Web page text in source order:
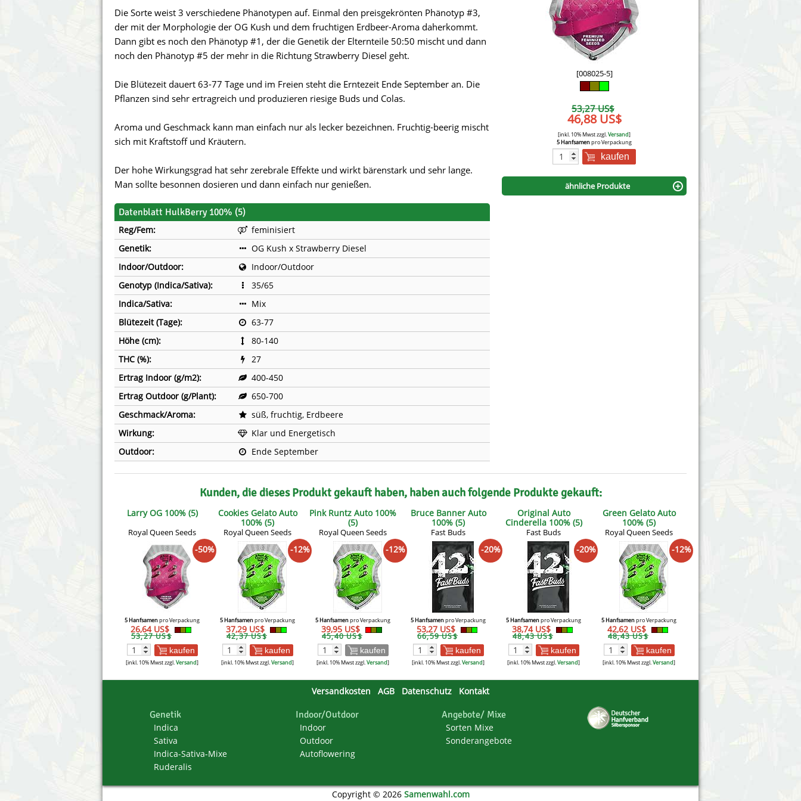
Annabelle´s Garden
Barney´s Farm
Blimburn Seeds
Bulk Seed Bank
Cannabella Genetics
Fast Buds
Female Seeds
G13 Labs
Genehtik Seeds
House of the Great Gardener
Mallorca Seeds
Mandala
Medical Seeds Co.
Ministry of Cannabis
Seed Stockers
Söllner - Vadda's Marijuanabam
Victory Seeds
Vision Seeds
White Label Seeds
World of Seeds
CBD Nutzhanfsamen
Die Sorte weist 3 verschiedene Phänotypen auf. Einmal den preisgekrönten Phänotyp #3,
der mit der Morphologie der OG Kush und dem fruchtigen Erdbeer-Aroma daherkommt.
Dann gibt es noch den Phänotyp #1, der die Genetik der Elternteile 50:50 mischt und dann
noch den Phänotyp #5 der mehr in die Richtung Strawberry Diesel geht.
Die Blütezeit dauert 63-77 Tage und im Freien steht die Erntezeit Ende September an. Die
Pflanzen sind sehr ertragreich und produzieren riesige Buds und Colas.
Aroma und Geschmack kann man einfach nur als lecker bezeichnen. Fruchtig-beerig mischt
sich mit Kraftstoff und Kräutern.
Der hohe Wirkungsgrad hat sehr zerebrale Effekte und wirkt bärenstark und sehr lange.
Man sollte besonnen dosieren und dann einfach nur genießen.
Datenblatt HulkBerry 100% (5)
Reg/Fem:
feminisiert
Genetik:
OG Kush x Strawberry Diesel
Indoor/Outdoor:
Indoor/Outdoor
Genotyp (Indica/Sativa):
35/65
Indica/Sativa:
Mix
Blütezeit (Tage):
63-77
Höhe (cm):
80-140
THC (%):
27
Ertrag Indoor (g/m2):
400-450
Ertrag Outdoor (g/Plant):
650-700
Geschmack/Aroma:
süß, fruchtig, Erdbeere
Wirkung:
Klar und Energetisch
Outdoor:
Ende September
[008025-5]
53,27 US$
46,88 US$
[inkl. 10% Mwst zzgl.Versand]
5 Hanfsamenpro Verpackung
kaufen
ähnliche Produkte
Kunden, die dieses Produkt gekauft haben, haben auch folgende Produkte gekauft:
Larry OG 100% (5)
Royal Queen Seeds
-50%
5 Hanfsamenpro Verpackung
26,64 US$
53,27 US$
kaufen
[inkl. 10% Mwst zzgl.Versand]
Cookies Gelato Auto
100% (5)
Royal Queen Seeds
-12%
5 Hanfsamenpro Verpackung
37,29 US$
42,37 US$
kaufen
[inkl. 10% Mwst zzgl.Versand]
Pink Runtz Auto 100%
(5)
Royal Queen Seeds
-12%
5 Hanfsamenpro Verpackung
39,95 US$
45,40 US$
kaufen
[inkl. 10% Mwst zzgl.Versand]
Bruce Banner Auto
100% (5)
Fast Buds
-20%
5 Hanfsamenpro Verpackung
53,27 US$
66,59 US$
kaufen
[inkl. 10% Mwst zzgl.Versand]
Original Auto
Cinderella 100% (5)
Fast Buds
-20%
5 Hanfsamenpro Verpackung
38,74 US$
48,43 US$
kaufen
[inkl. 10% Mwst zzgl.Versand]
Green Gelato Auto
100% (5)
Royal Queen Seeds
-12%
5 Hanfsamenpro Verpackung
42,62 US$
48,43 US$
kaufen
[inkl. 10% Mwst zzgl.Versand]
Versandkosten AGB Datenschutz Kontakt
Genetik
Indica
Sativa
Indica-Sativa-Mixe
Ruderalis
Indoor/Outdoor
Indoor
Outdoor
Autoflowering
Angebote/ Mixe
Sorten Mixe
Sonderangebote
Copyright © 2026 Samenwahl.com